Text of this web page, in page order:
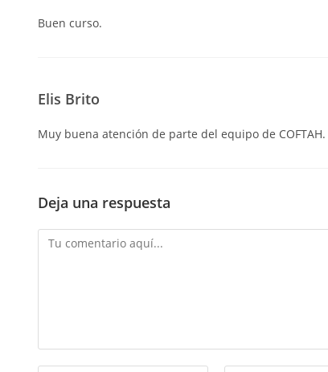
Buen curso.
Elis Brito
Muy buena atención de parte del equipo de COFTAH.
Deja una respuesta